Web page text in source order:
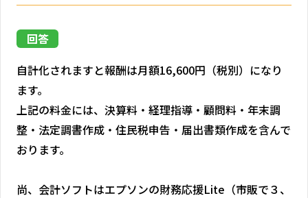
回答
自計化されますと報酬は月額16,600円（税別）になり
ます。
上記の料金には、決算料・経理指導・顧問料・年末調
整・法定調書作成・住民税申告・届出書類作成を含んで
おります。
尚、会計ソフトはエプソンの財務応援Lite（市販で３、